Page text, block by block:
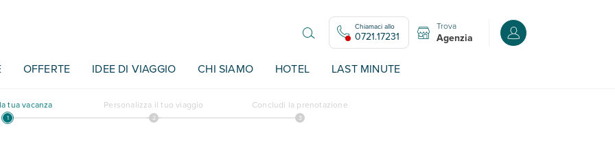
Chiamaci allo
0721.17231
Trova
Agenzia Accedi o registrati
OFFERTE IDEE DI VIAGGIO CHI SIAMO HOTEL LAST MINUTE
tua vacanza Personalizza il tuo viaggio Concludi la prenotazione